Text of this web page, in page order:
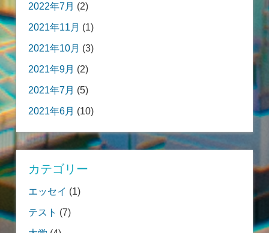
2022年7月 (2)
2021年11月 (1)
2021年10月 (3)
2021年9月 (2)
2021年7月 (5)
2021年6月 (10)
カテゴリー
エッセイ (1)
テスト (7)